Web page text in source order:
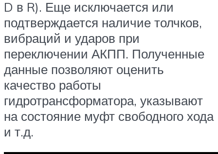
D в R). Еще исключается или
подтверждается наличие толчков,
вибраций и ударов при
переключении АКПП. Полученные
данные позволяют оценить
качество работы
гидротрансформатора, указывают
на состояние муфт свободного хода
и т.д.